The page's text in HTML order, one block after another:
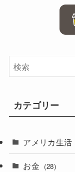
カテゴリー
アメリカ生活
お金 (28)